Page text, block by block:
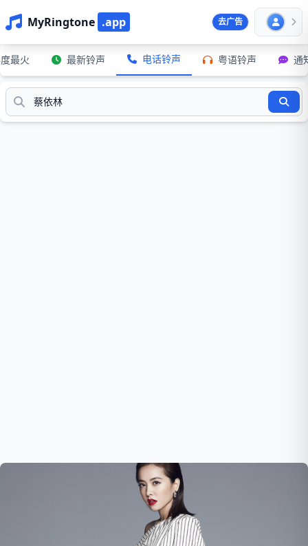
MyRingtone .app 去广告
最火 最新铃声 电话铃声 粤语铃声 通